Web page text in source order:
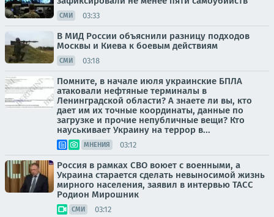
СМИ 03:33
В МИД России объяснили разницу подходов
Москвы и Киева к боевым действиям
СМИ 03:18
Помните, в начале июля украинские БПЛА
атаковали нефтяные терминалы в
Ленинградской области? А знаете ли вы, кто
дает им их точные координаты, данные по
загрузке и прочие непубличные вещи? Кто
науськивает Украину на террор в...
МНЕНИЯ 03:12
Россия в рамках СВО воюет с военными, а
Украина старается сделать невыносимой жизнь
мирного населения, заявил в интервью ТАСС
Родион Мирошник
СМИ 03:12